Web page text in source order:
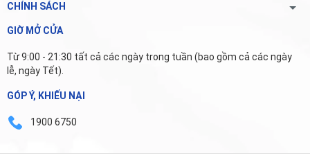
CHÍNH SÁCH
GIỜ MỞ CỬA
Từ 9:00 - 21:30 tất cả các ngày trong tuần (bao gồm cả các ngày
lễ, ngày Tết).
GÓP Ý, KHIẾU NẠI
1900 6750